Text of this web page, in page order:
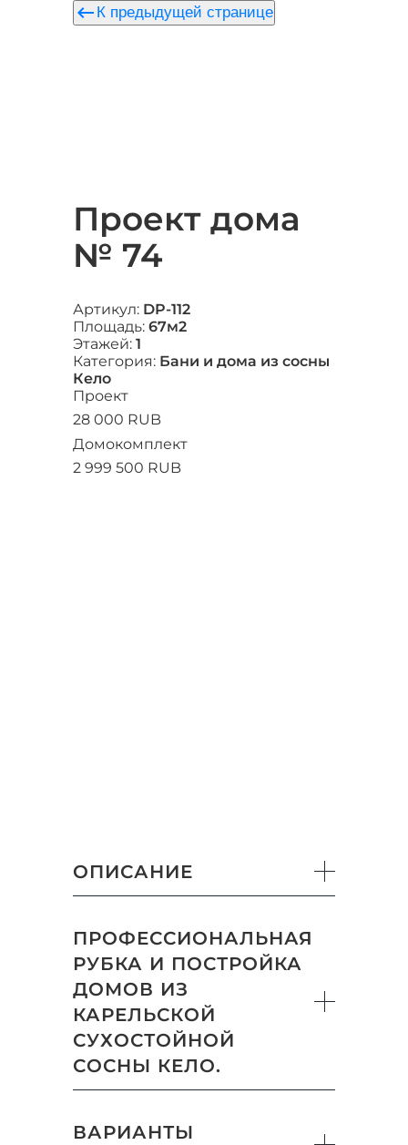
keyboard_backspace К предыдущей странице
Проект дома
№ 74
Артикул: DP-112
Площадь: 67м2
Этажей: 1
Категория: Бани и дома из сосны
Кело
Проект
28 000 RUB
Домокомплект
2 999 500 RUB
ОПИСАНИЕ
ПРОФЕССИОНАЛЬНАЯ
РУБКА И ПОСТРОЙКА
ДОМОВ ИЗ
КАРЕЛЬСКОЙ
СУХОСТОЙНОЙ
СОСНЫ КЕЛО.
ВАРИАНТЫ